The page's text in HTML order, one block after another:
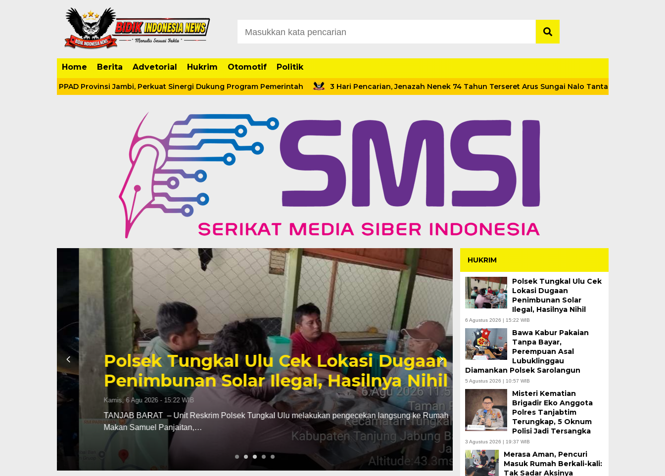
Home Berita Advetorial Hukrim Otomotif Politik
ke-23 PPAD Provinsi Jambi, Perkuat Sinergi Dukung Program Pemerintah 3 Hari Pencarian, Jenazah Nenek 74 Tahun Terseret Arus Sungai Nalo Tantan Ditemukan
Polsek Tungkal Ulu Cek Lokasi Dugaan
Penimbunan Solar Ilegal, Hasilnya Nihil
Kamis, 6 Agu 2026 - 15:22 WIB
TANJAB BARAT – Unit Reskrim Polsek Tungkal Ulu melakukan pengecekan langsung ke Rumah
Makan Samuel Panjaitan,…
Barongsai hingga
Meriahkan
Bhineka Tanjab
Kamis, 6 Agu 2026 - 14:45 WIB
TANJAB BARAT – Rangkaian Bulan Serengkuh
meriah. Himpunan Keluarga Melayu (HKM)…
HUKRIM
Polsek Tungkal Ulu Cek
Lokasi Dugaan
Penimbunan Solar
Ilegal, Hasilnya Nihil
6 Agustus 2026 | 15:22 WIB
Bawa Kabur Pakaian
Tanpa Bayar,
Perempuan Asal
Lubuklinggau
Diamankan Polsek Sarolangun
5 Agustus 2026 | 10:57 WIB
Misteri Kematian
Brigadir Eko Anggota
Polres Tanjabtim
Terungkap, 5 Oknum
Polisi Jadi Tersangka
3 Agustus 2026 | 19:37 WIB
Merasa Aman, Pencuri
Masuk Rumah Berkali-kali:
Tak Sadar Aksinya